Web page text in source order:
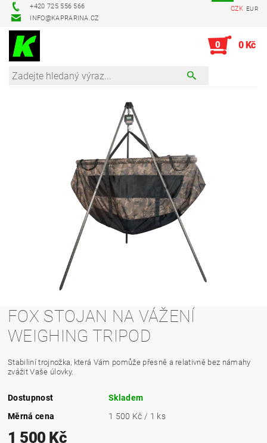
+420 725 556 566
INFO@KAPRARINA.CZ
CZK EUR
0 0 Kč
FOX STOJAN NA VÁŽENÍ
WEIGHING TRIPOD
Stabiliní trojnožka, která Vám pomůže přesně a relativně bez námahy
zvážit Vaše úlovky.
Dostupnost
Skladem
Měrná cena
1 500 Kč / 1 ks
1 500 Kč